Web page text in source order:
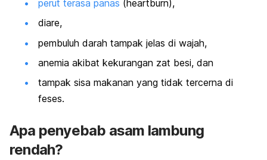
perut terasa panas (heartburn),
diare,
pembuluh darah tampak jelas di wajah,
anemia akibat kekurangan zat besi, dan
tampak sisa makanan yang tidak tercerna di
feses.
Apa penyebab asam lambung
rendah?